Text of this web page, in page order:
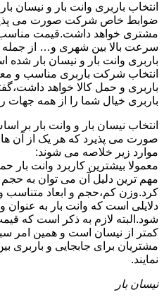
انتخاب باربری وانت بار و نیسان
ضوابط خاص شرکت صورت می
مشتری خواهد داشت.قیمت
سرعت بالا بین شهری و… از
باربری وانت بار و نیسان بار شده
انتخاب شرکت باربری مناسب و
باربری و حمل کالا خواهد
باربری خیال شما را از همه جهات
انتخاب نیسان بار و وانت بار بر
صورت می پذیرد که هر یک از آن
موارد زیر خلاصه می شوند:
معمولا بیشترین کاربرد وانت
مهم ترین دلیل آن می توان به
کرد.وزن کم،حجم و ابعاد متناسب
دلایلی است که وانت بار به عنوان
شود.البته لازم به ذکر است که
کمتر از نیسان است و همین امر
مشتریان برای جابجایی و باربری
نمایند.
نیسان بار